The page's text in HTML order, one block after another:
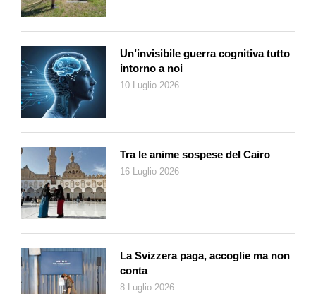
Bibliografia
Giorgio Manganelli, Altre concupiscenze, Adelphi, Milano, 2022
Un’invisibile guerra cognitiva tutto
intorno a noi
10 Luglio 2026
Tra le anime sospese del Cairo
16 Luglio 2026
La Svizzera paga, accoglie ma non
conta
8 Luglio 2026